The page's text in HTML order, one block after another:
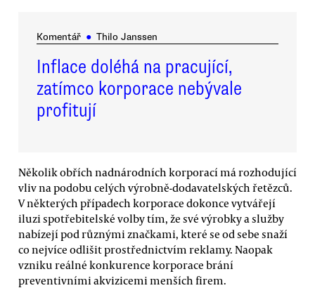
Komentář ● Thilo Janssen
Inflace doléhá na pracující,
zatímco korporace nebývale
profitují
Několik obřích nadnárodních korporací má rozhodující
vliv na podobu celých výrobně-dodavatelských řetězců.
V některých případech korporace dokonce vytvářejí
iluzi spotřebitelské volby tím, že své výrobky a služby
nabízejí pod různými značkami, které se od sebe snaží
co nejvíce odlišit prostřednictvím reklamy. Naopak
vzniku reálné konkurence korporace brání
preventivními akvizicemi menších firem.